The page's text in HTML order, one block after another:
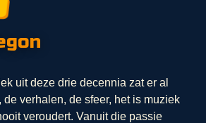
uit deze drie decennia zat er al
verhalen, de sfeer, het is muziek
veroudert. Vanuit die passie